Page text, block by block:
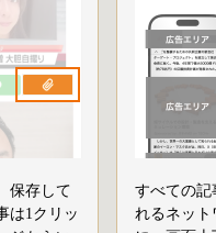
保存して
は1クリッ
すべての記
れるネット